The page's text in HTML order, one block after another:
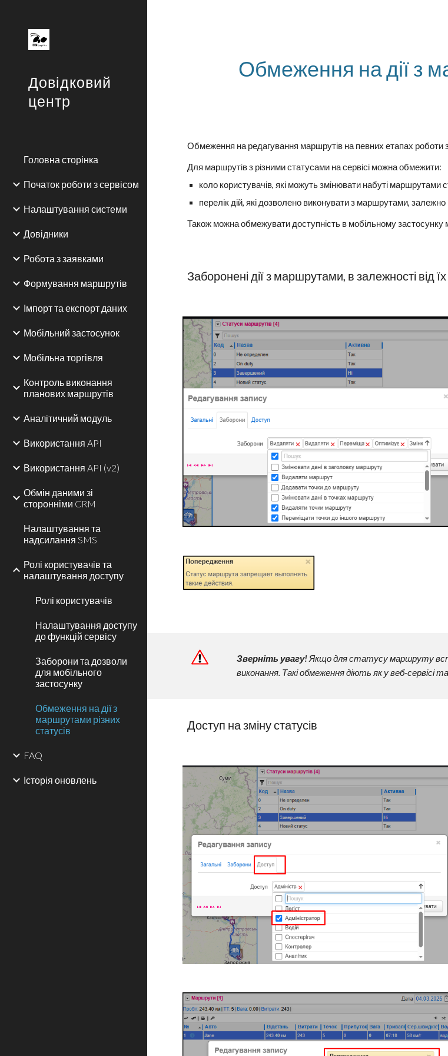
Довідковий
центр
Головна сторінка
Початок роботи з сервісом
Налаштування системи
Довідники
Робота з заявками
Формування маршрутів
Імпорт та експорт даних
Мобільний застосунок
Мобільна торгівля
Контроль виконання
планових маршрутів
Аналітичний модуль
Використання API
Використання API (v2)
Обмін даними зі
сторонніми CRM
Налаштування та
надсилання SMS
Ролі користувачів та
налаштування доступу
Ролі користувачів
Налаштування доступу
до функцій сервісу
Заборони та дозволи
для мобільного
застосунку
Обмеження на дії з
маршрутами різних
статусів
FAQ
Історія оновлень
Обмеження на дії з
Обмеження на редагування маршрутів на певних етапах роботи
Для маршрутів з різними статусами на сервісі можна обмежити:
коло користувачів, які можутьзмінювати набуті маршрутами
перелік дій, які дозволено виконувати з маршрутами, залежно
Також можна обмежувати доступність в мобільному
Заборонені дії з маршрутами, в залежності від їх
Зверніть увагу! Якщо для статусу маршруту
виконання. Такі обмеження діють як у веб-сервісі
Доступ на зміну статусів